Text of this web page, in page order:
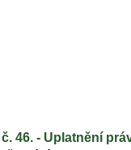
č. 46. - Uplatnění